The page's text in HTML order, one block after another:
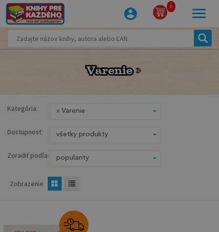
0
Varenie
Varenie
Kategória:
Dostupnosť:
Zoradiť podľa:
Zobrazenie